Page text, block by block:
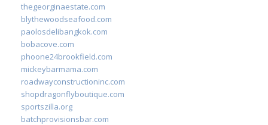
thegeorginaestate.com
blythewoodseafood.com
paolosdelibangkok.com
bobacove.com
phoone24brookfield.com
mickeybarmama.com
roadwayconstructioninc.com
shopdragonflyboutique.com
sportszilla.org
batchprovisionsbar.com